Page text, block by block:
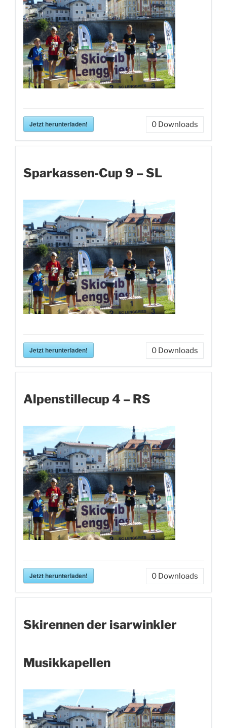
Jetzt herunterladen! 0 Downloads
Sparkassen-Cup 9 – SL
Jetzt herunterladen! 0 Downloads
Alpenstillecup 4 – RS
Jetzt herunterladen! 0 Downloads
Skirennen der isarwinkler
Musikkapellen